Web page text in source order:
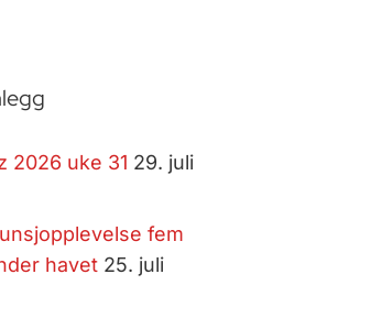
2026 uke 31 29. juli
fem
havet 25. juli